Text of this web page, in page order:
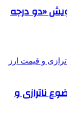
«دو درجه
ناترازی و